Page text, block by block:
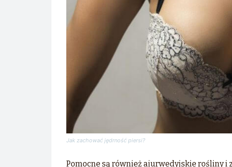
Jak zachować jędrność piersi?
Pomocne są również ajurwedyjskie rośliny i